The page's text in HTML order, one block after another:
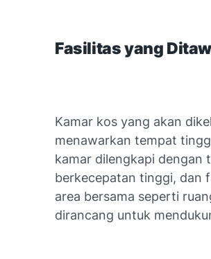
Fasilitas yang
Kamar kos yang akan
menawarkan tempat
kamar dilengkapi dengan
berkecepatan tinggi, dan
area bersama seperti
dirancang untuk